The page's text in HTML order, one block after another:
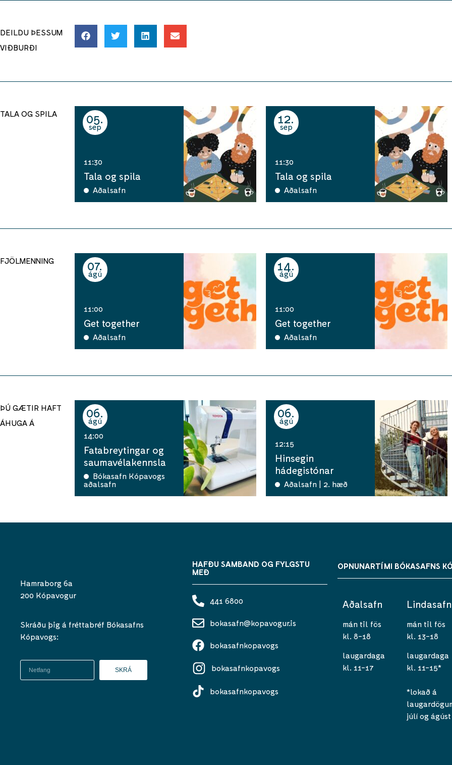
DEILDU ÞESSUM
VIÐBURÐI
TALA OG SPILA 05
sep
11:30
Tala og spila
Aðalsafn
12
sep
11:30
Tala og spila
Aðalsafn
FJÖLMENNING 07
ágú
11:00
Get together
Aðalsafn
14
ágú
11:00
Get together
Aðalsafn
ÞÚ GÆTIR HAFT
ÁHUGA Á
06
ágú
14:00
Fatabreytingar og
saumavélakennsla
Bókasafn Kópavogs
aðalsafn
06
ágú
12:15
Hinsegin
hádegistónar
Aðalsafn | 2. hæð
Hamraborg 6a
200 Kópavogur
Skráðu þig á fréttabréf Bókasafns
Kópavogs:
SKRÁ
HAFÐU SAMBAND OG FYLGSTU
MEÐ
441 6800
bokasafn@kopavogur.is
bokasafnkopavogs
bokasafnkopavogs
bokasafnkopavogs
OPNUNARTÍMI BÓKASAFNS
Aðalsafn
mán til fös
kl. 8-18
laugardaga
kl. 11-17
Lindasafn
mán til fös
kl. 13-18
laugardaga
kl. 11-15*
*lokað á
júlí og ágúst